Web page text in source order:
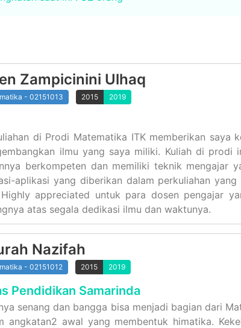
Zampicinini Ulhaq
- 02151013 2015 2019
di Prodi Matematika ITK memberikan saya
ilmu yang saya miliki. Kuliah di prodi
berkompeten dan memiliki teknik mengajar
aplikasi yang diberikan dalam perkuliahan
appreciated untuk para dosen pengajar
atas segala dedikasi ilmu dan waktunya.
Nazifah
- 02151012 2015 2019
Pendidikan Samarinda
senang dan bangga bisa menjadi bagian dari
angkatan2 awal yang membentuk himatika.